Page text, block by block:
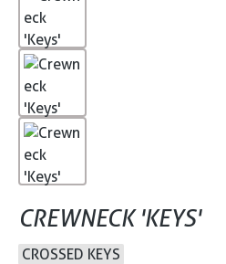
CREWNECK 'KEYS'
CROSSED KEYS